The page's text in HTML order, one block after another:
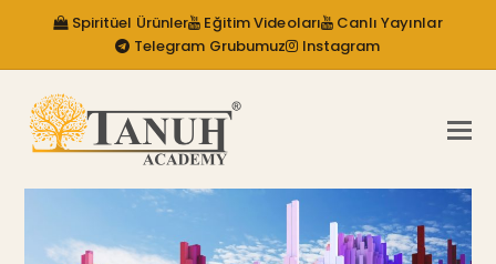
Spiritüel Ürünler Eğitim Videoları
Canlı Yayınlar
Telegram Grubumuz
Instagram